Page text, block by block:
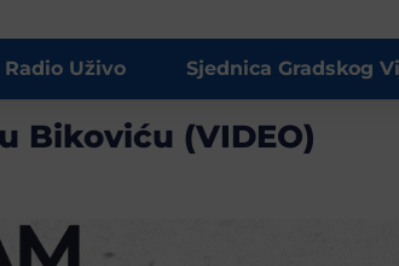
Radio Uživo Sjednica Gradskog
Bikoviću (VIDEO)